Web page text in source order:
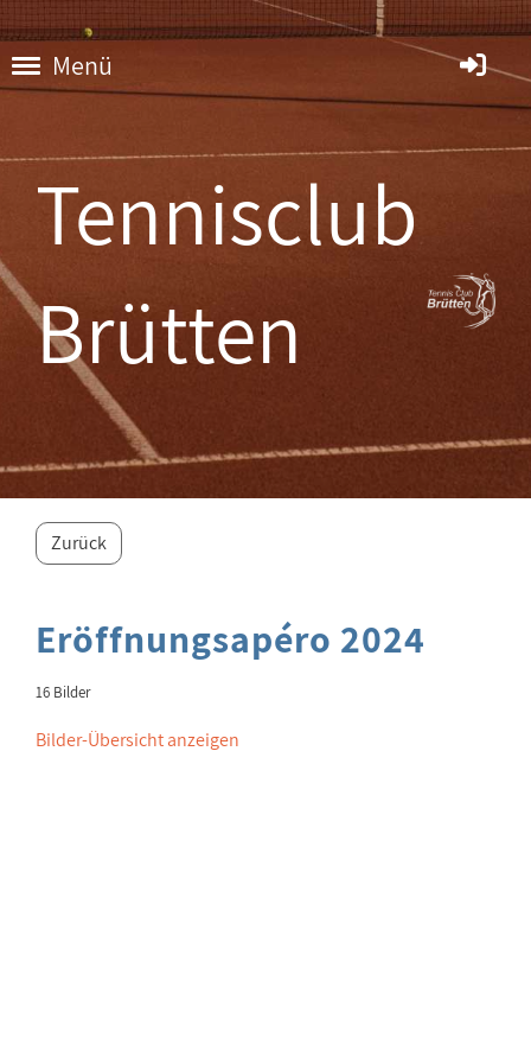
Menü
Tennisclub
Brütten
Zurück
Eröffnungsapéro 2024
16 Bilder
Bilder-Übersicht anzeigen